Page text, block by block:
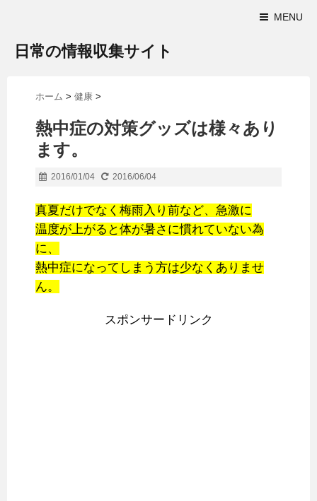
MENU
日常の情報収集サイト
ホーム > 健康 >
熱中症の対策グッズは様々あり
ます。
2016/01/04 2016/06/04
真夏だけでなく梅雨入り前など、急激に
温度が上がると体が暑さに慣れていない為
に、
熱中症になってしまう方は少なくありませ
ん。
スポンサードリンク